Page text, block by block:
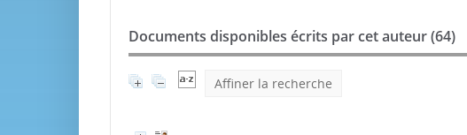
Documents disponibles écrits par cet auteur (64)
Affiner la recherche